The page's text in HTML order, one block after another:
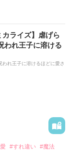
。
か」
姉として気に入
カライズ】虐げら
われ王子に溶ける
れ王子に溶けるほどに愛さ
#すれ違い #魔法